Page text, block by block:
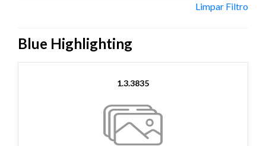
Limpar Filtro
Blue Highlighting
1.3.3835